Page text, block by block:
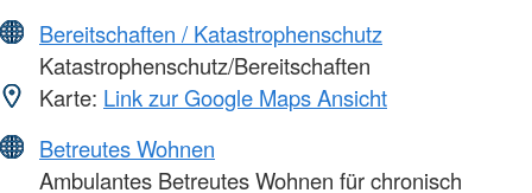
Bereitschaften / Katastrophenschutz
Katastrophenschutz/Bereitschaften
Karte: Link zur Google Maps Ansicht
Betreutes Wohnen
Ambulantes Betreutes Wohnen für chronisch